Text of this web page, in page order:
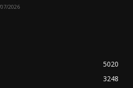
2026
5020
3248